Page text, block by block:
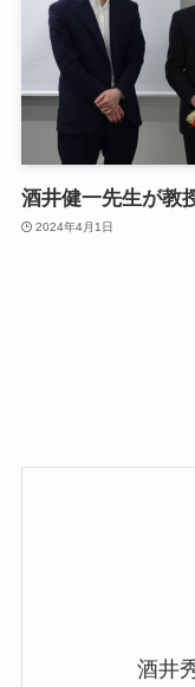
酒井健一先生が教
2024年4月1日
酒井